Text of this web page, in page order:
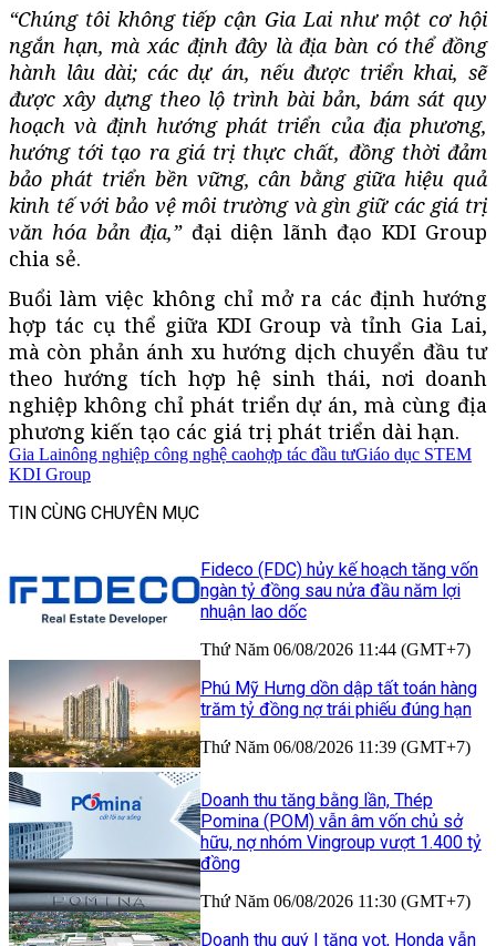
“Chúng tôi không tiếp cận Gia Lai như một cơ hội
ngắn hạn, mà xác định đây là địa bàn có thể đồng
hành lâu dài; các dự án, nếu được triển khai, sẽ
được xây dựng theo lộ trình bài bản, bám sát quy
hoạch và định hướng phát triển của địa phương,
hướng tới tạo ra giá trị thực chất, đồng thời đảm
bảo phát triển bền vững, cân bằng giữa hiệu quả
kinh tế với bảo vệ môi trường và gìn giữ các giá trị
văn hóa bản địa,” đại diện lãnh đạo KDI Group
chia sẻ.
Buổi làm việc không chỉ mở ra các định hướng
hợp tác cụ thể giữa KDI Group và tỉnh Gia Lai,
mà còn phản ánh xu hướng dịch chuyển đầu tư
theo hướng tích hợp hệ sinh thái, nơi doanh
nghiệp không chỉ phát triển dự án, mà cùng địa
phương kiến tạo các giá trị phát triển dài hạn.
Gia Lainông nghiệp công nghệ caohợp tác đầu tưGiáo dục STEM
KDI Group
TIN CÙNG CHUYÊN MỤC
Fideco (FDC) hủy kế hoạch tăng vốn
ngàn tỷ đồng sau nửa đầu năm lợi
nhuận lao dốc
Thứ Năm 06/08/2026 11:44 (GMT+7)
Phú Mỹ Hưng dồn dập tất toán hàng
trăm tỷ đồng nợ trái phiếu đúng hạn
Thứ Năm 06/08/2026 11:39 (GMT+7)
Doanh thu tăng bằng lần, Thép
Pomina (POM) vẫn âm vốn chủ sở
hữu, nợ nhóm Vingroup vượt 1.400 tỷ
đồng
Thứ Năm 06/08/2026 11:30 (GMT+7)
Doanh thu quý I tăng vọt, Honda vẫn